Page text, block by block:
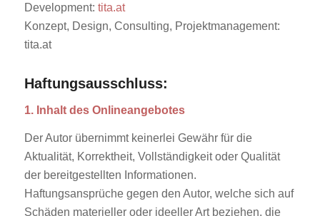
Development: tita.at
Konzept, Design, Consulting, Projektmanagement:
tita.at
Haftungsausschluss:
1. Inhalt des Onlineangebotes
Der Autor übernimmt keinerlei Gewähr für die
Aktualität, Korrektheit, Vollständigkeit oder Qualität
der bereitgestellten Informationen.
Haftungsansprüche gegen den Autor, welche sich auf
Schäden materieller oder ideeller Art beziehen, die